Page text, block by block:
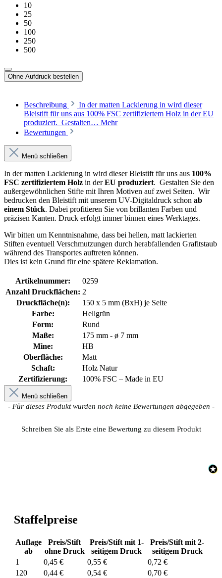
10
25
50
100
250
500
Ohne Aufdruck bestellen
Beschreibung
In der matten Lackierung in wird dieser
Bleistift für uns aus 100% FSC zertifiziertem Holz in der EU
produziert. Gestalten… Mehr
Bewertungen
Menü schließen
In der matten Lackierung in wird dieser Bleistift für uns aus 100%
FSC zertifiziertem Holz in derEU produziert. Gestalten Sie den
außergewöhnlichen Stifte mit Ihren Motiven auf zwei Seiten. Wir
bedrucken den Bleistift mit unserem UV-Digitaldruck schon ab
einem Stück. Dabei profitieren Sie von brillanten Farben und
präzisen Kanten. Druck erfolgt immer binnen eines Werktages.
Wir bitten um Kenntnisnahme, dass bei hellen, matt lackierten
Stiften eventuell Verschmutzungen durch herabfallenden Grafitstaub
während des Transportes auftreten können.
Dies ist kein Grund für eine spätere Reklamation.
Artikelnummer:
0259
Anzahl Druckflächen: 2
Druckfläche(n):
150 x 5 mm (BxH) je Seite
Farbe:
Hellgrün
Form:
Rund
Maße:
175 mm - ø 7 mm
Mine:
HB
Oberfläche:
Matt
Schaft:
Holz Natur
Zertifizierung:
100% FSC – Made in EU
Menü schließen
- Für dieses Produkt wurden noch keine Bewertungen abgegeben -
Schreiben Sie als Erste eine Bewertung zu diesem Produkt
New content loaded
Staffelpreise
Auflage
ab
Preis/Stift
ohne Druck
Preis/Stift mit 1-
seitigem Druck
Preis/Stift mit 2-
seitigem Druck
1
0,45 € 0,55 €
0,72 €
120
0,44 € 0,54 €
0,70 €